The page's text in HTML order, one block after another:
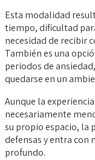
Esta modalidad
tiempo, dificultad
necesidad de recibir
También es una
periodos de
quedarse en un
Aunque la
necesariamente
su propio espacio, la
defensas y entra con
profundo.